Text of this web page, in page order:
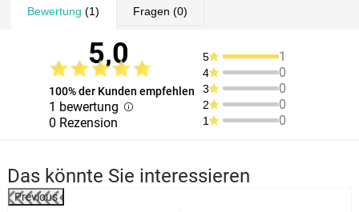
Bewertung (1) Fragen (0)
5,0
100% der Kunden empfehlen
1 bewertung
0 Rezension
5 1
4 0
3 0
2 0
1 0
Das könnte Sie interessieren
Previous